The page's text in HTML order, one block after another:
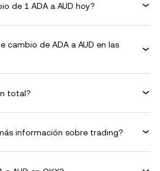
de 1 ADA a AUD hoy?
cambio de ADA a AUD en las
total?
información sobre trading?